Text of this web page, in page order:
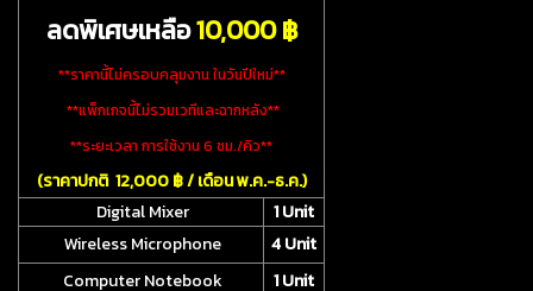
ลดพิเศษเหลือ10,000 ฿
**ราคานี้ไม่ครอบคลุมงาน ในวันปีใหม่**
**แพ็กเกจนี้ไม่รวมเวทีและฉากหลัง**
**ระยะเวลา การใช้งาน 6 ชม./คิว**
(ราคาปกติ 12,000 ฿ / เดือน พ.ค.-ธ.ค.)
Digital Mixer
1 Unit
Wireless Microphone
4 Unit
Computer Notebook
1 Unit